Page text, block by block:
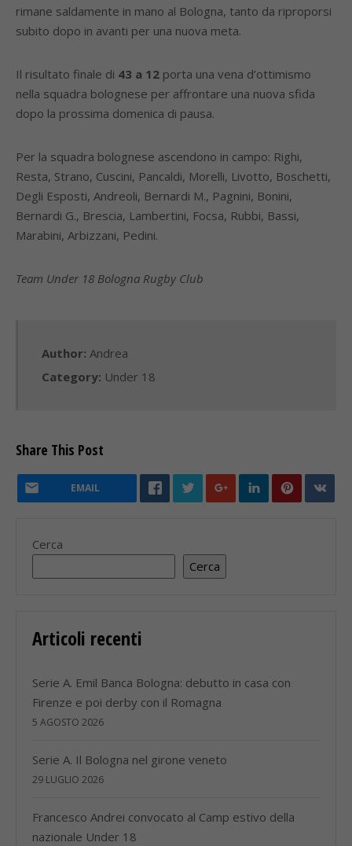
rimane saldamente in mano al Bologna, tanto da riproporsi
subito dopo in avanti per una nuova meta.
Il risultato finale di 43 a 12 porta una vena d’ottimismo
nella squadra bolognese per affrontare una nuova sfida
dopo la prossima domenica di pausa.
Per la squadra bolognese ascendono in campo: Righi,
Resta, Strano, Cuscini, Pancaldi, Morelli, Livotto, Boschetti,
Degli Esposti, Andreoli, Bernardi M., Pagnini, Bonini,
Bernardi G., Brescia, Lambertini, Focsa, Rubbi, Bassi,
Marabini, Arbizzani, Pedini.
Team Under 18 Bologna Rugby Club
Author: Andrea
Category: Under 18
Share This Post
EMAIL
Cerca
Cerca
Articoli recenti
Serie A. Emil Banca Bologna: debutto in casa con
Firenze e poi derby con il Romagna
5 AGOSTO 2026
Serie A. Il Bologna nel girone veneto
29 LUGLIO 2026
Francesco Andrei convocato al Camp estivo della
nazionale Under 18